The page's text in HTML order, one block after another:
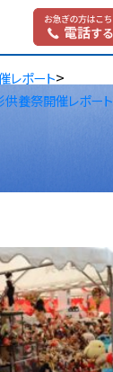
レポート>
養祭開催レポート